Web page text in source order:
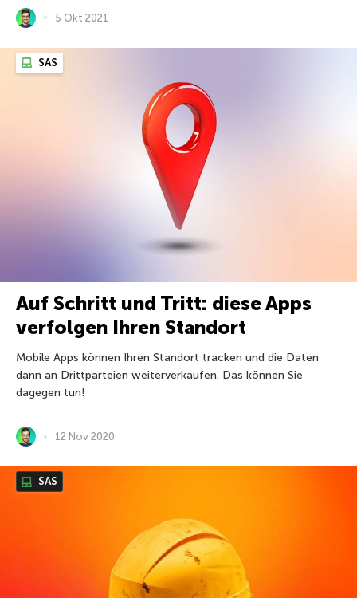
5 Okt 2021
SAS
Auf Schritt und Tritt: diese Apps
verfolgen Ihren Standort
Mobile Apps können Ihren Standort tracken und die Daten
dann an Drittparteien weiterverkaufen. Das können Sie
dagegen tun!
12 Nov 2020
SAS